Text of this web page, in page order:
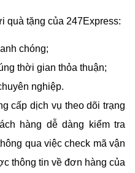
quà tặng của 247Express:
chóng;
thời gian thỏa thuận;
nghiệp.
cấp dịch vụ theo dõi trạng
hàng dễ dàng kiểm tra
qua việc check mã vận
thông tin về đơn hàng của